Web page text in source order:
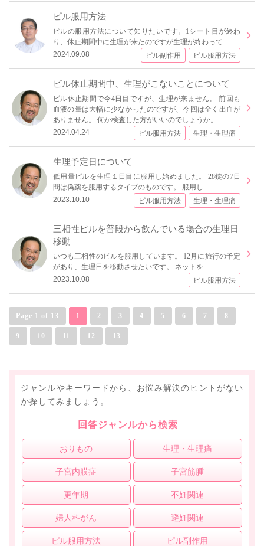
ピル服用方法
ピルの服用方法について知りたいです。1シート目が終わ
り、休止期間中に生理が来たのですが生理が終わって…
2024.09.08
ピル副作用 ピル服用方法
ピル休止期間中、生理がこないことについて
ピル休止期間で今4日目ですが、生理が来ません。 前回も
血液の量は大幅に少なかったのですが、今回は全く出血が
ありません。 何か検査した方がいいのでしょうか。
2024.04.24
ピル服用方法 生理・生理痛
生理予定日について
低用量ピルを生理１日目に服用し始めました。 28錠の7日
間は偽薬を服用するタイプのものです。 服用し…
2023.10.10
ピル服用方法 生理・生理痛
三相性ピルを普段から飲んでいる場合の生理日
移動
いつも三相性のピルを服用しています。 12月に旅行の予定
があり、生理日を移動させたいです。 ネットを…
2023.10.08
ピル服用方法
Page 1 of 13 1 2 3 4 5 6 7 8
9 10 11 12 13
ジャンルやキーワードから、お悩み解決のヒントがない
か探してみましょう。
回答ジャンルから検索
おりもの 生理・生理痛
子宮内膜症 子宮筋腫
更年期 不妊関連
婦人科がん 避妊関連
ピル服用方法 ピル副作用